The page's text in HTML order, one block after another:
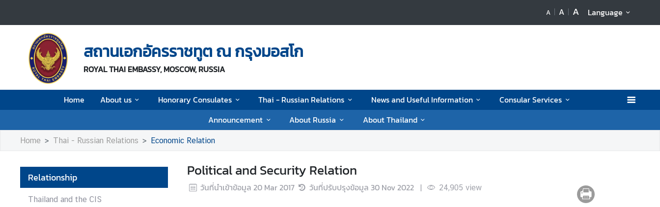
A A A Language
สถานเอกอัครราชทูต ณ กรุงมอสโก
ROYAL THAI EMBASSY, MOSCOW, RUSSIA
Home About us Honorary Consulates Thai - Russian Relations News and Useful Information
Consular Services
Announcement
About Russia About Thailand
m
A
o
t
u
H
Home Thai - Russian Relations Economic Relation
Relationship
Thailand and the CIS
Political and Security Relation
วันที่นำเข้าข้อมูล 20 Mar 2017 วันที่ปรับปรุงข้อมูล 30 Nov 2022 | 24,905 view